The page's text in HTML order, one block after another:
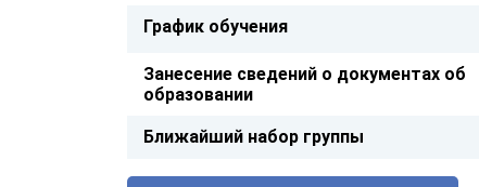
График обучения
Занесение сведений о документах об
образовании
Ближайший набор группы